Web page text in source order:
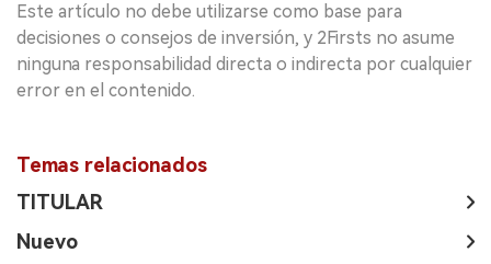
Este artículo no debe utilizarse como base para
decisiones o consejos de inversión, y 2Firsts no asume
ninguna responsabilidad directa o indirecta por cualquier
error en el contenido.
Temas relacionados
TITULAR
Nuevo